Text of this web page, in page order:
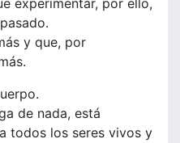
experimentar, por ello,
y que, por
de nada, está
todos los seres vivos y